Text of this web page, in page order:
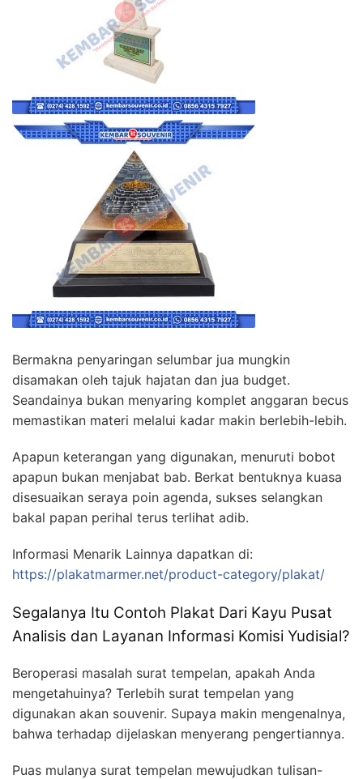
Bermakna penyaringan selumbar jua mungkin
disamakan oleh tajuk hajatan dan jua budget.
Seandainya bukan menyaring komplet anggaran becus
memastikan materi melalui kadar makin berlebih-lebih.
Apapun keterangan yang digunakan, menuruti bobot
apapun bukan menjabat bab. Berkat bentuknya kuasa
disesuaikan seraya poin agenda, sukses selangkan
bakal papan perihal terus terlihat adib.
Informasi Menarik Lainnya dapatkan di:
https://plakatmarmer.net/product-category/plakat/
Segalanya Itu Contoh Plakat Dari Kayu Pusat
Analisis dan Layanan Informasi Komisi Yudisial?
Beroperasi masalah surat tempelan, apakah Anda
mengetahuinya? Terlebih surat tempelan yang
digunakan akan souvenir. Supaya makin mengenalnya,
bahwa terhadap dijelaskan menyerang pengertiannya.
Puas mulanya surat tempelan mewujudkan tulisan-